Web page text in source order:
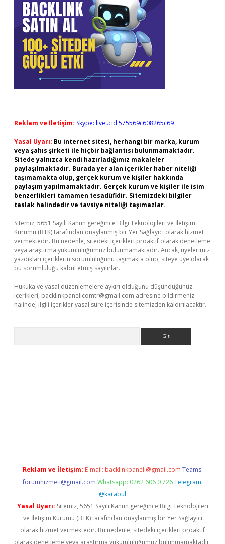
Reklam ve İletişim: Skype: live:.cid.575569c608265c69
Yasal Uyarı: Bu internet sitesi, herhangi bir marka, kurum
veya şahıs şirketi ile hiçbir bağlantısı bulunmamaktadır.
Sitede yalnızca kendi hazırladığımız makaleler
paylaşılmaktadır. Burada yer alan içerikler haber niteliği
taşımamakta olup, gerçek kurum ve kişiler hakkında
paylaşım yapılmamaktadır. Gerçek kurum ve kişiler ile isim
benzerlikleri tamamen tesadüfidir. Sitemizdeki bilgiler
taslak halindedir ve tavsiye niteliği taşımazlar.
Sitemiz, 5651 Sayılı Kanun gereğince Bilgi Teknolojileri ve İletişim
Kurumu (BTK) tarafından onaylanmış bir Yer Sağlayıcı olarak hizmet
vermektedir. Bu nedenle, sitedeki içerikleri proaktif olarak denetleme
veya araştırma yükümlülüğümüz bulunmamaktadır. Ancak, üyelerimiz
yazdıkları içeriklerin sorumluluğunu taşımakta olup, siteye üye olarak
bu sorumluluğu kabul etmiş sayılırlar.
Hukuka ve yasal düzenlemelere aykırı olduğunu düşündüğünüz
içerikleri, backlinkpanelicomtr@gmail.com adresine bildirmeniz
halinde, ilgili içerikler yasal süre içerisinde sitemizden kaldırılacaktır.
Reklam ve İletişim: E-mail: backlinkpaneli@gmail.com Teams:
forumhizmeti@gmail.com Whatsapp: 0262 606 0 726 Telegram:
@karabul
Yasal Uyarı: Sitemiz, 5651 Sayılı Kanun gereğince Bilgi Teknolojileri
ve İletişim Kurumu (BTK) tarafından onaylanmış bir Yer Sağlayıcı
olarak hizmet vermektedir. Bu nedenle, sitedeki içerikleri proaktif
olarak denetleme veya araştırma yükümlülüğümüz bulunmamaktadır.